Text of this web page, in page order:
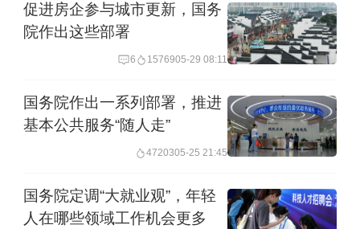
和管理工作协调机制，加强外国人入境
出境服务和管理工作的统筹、协调与配
省、自治区、直辖市人民政府可以根据
需要建立外国人入境出境服务和管理工
作协调机制，加强信息交流与协调配
合，做好本行政区域的外国人入境出境
促进房企参与城市更新，国务
院作出这些部署
6 1576905-29 08:11
国务院作出一系列部署，推进
基本公共服务“随人走”
4720305-25 21:45
国务院定调“大就业观”，年轻
人在哪些领域工作机会更多